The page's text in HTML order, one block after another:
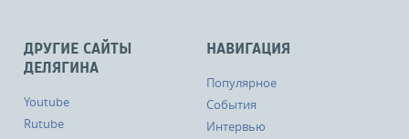
НАВИГАЦИЯ
Популярное
События
Интервью
ДРУГИЕ САЙТЫ
ДЕЛЯГИНА
Youtube
Rutube